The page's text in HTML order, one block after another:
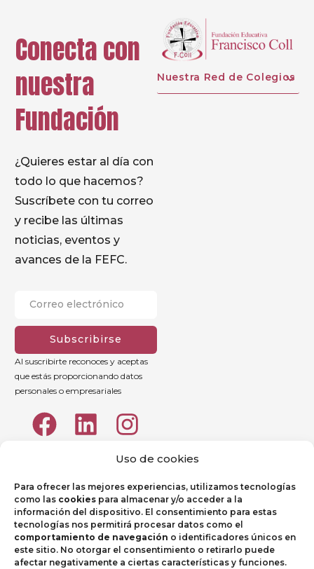
Uso de cookies
Para ofrecer las mejores experiencias, utilizamos tecnologías
como las cookies para almacenar y/o acceder a la
información del dispositivo. El consentimiento para estas
tecnologías nos permitirá procesar datos como el
comportamiento de navegación o identificadores únicos en
este sitio. No otorgar el consentimiento o retirarlo puede
afectar negativamente a ciertas características y funciones.
Conecta con
nuestra
Fundación
¿Quieres estar al día con
todo lo que hacemos?
Suscríbete con tu correo
y recibe las últimas
noticias, eventos y
avances de la FEFC.
Subscribirse
Al suscribirte reconoces y aceptas
que estás proporcionando datos
personales o empresariales
Nuestra Red de Colegios